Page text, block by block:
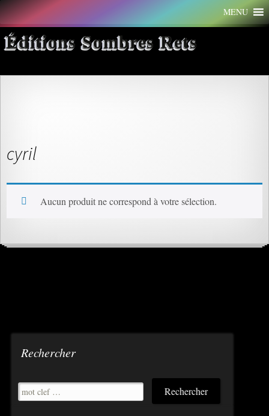
Aller
au
contenu
MENU
Éditions Sombres Rets
cyril
Aucun produit ne correspond à votre sélection.
Rechercher